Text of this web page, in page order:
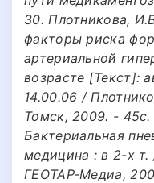
30. Плотникова,
факторы риска
артериальной
возрасте [Текст]:
14.00.06 /
Томск, 2009. -
Бактериальная
медицина : в 2-х
ГЕОТАР-Медиа,